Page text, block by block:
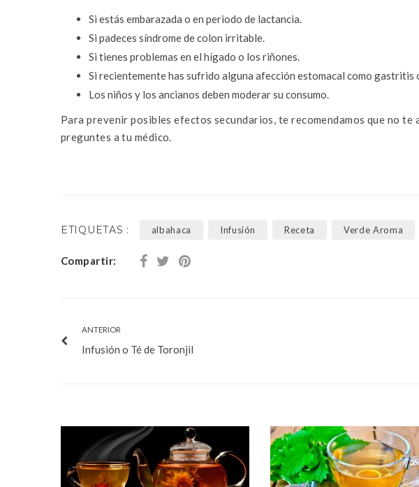
Si estás embarazada o en periodo de lactancia.
Si padeces síndrome de colon irritable.
Si tienes problemas en el hígado o los riñones.
Si recientemente has sufrido alguna afección estomacal como
Los niños y los ancianos deben moderar su consumo.
Para prevenir posibles efectos secundarios, te recomendamos que no te
preguntes a tu médico.
ETIQUETAS : albahaca Infusión Receta Verde Aroma
Compartir:
ANTERIOR
Infusión o Té de Toronjil